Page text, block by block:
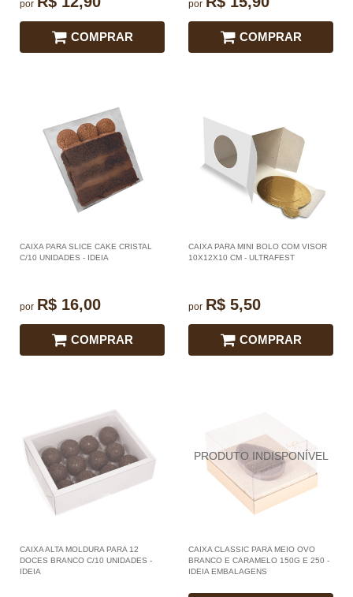
por
COMPRAR
por
COMPRAR
CAIXA PARA SLICE CAKE CRISTAL
C/10 UNIDADES - IDEIA
por R$ 16,00
COMPRAR
CAIXA PARA MINI BOLO COM VISOR
10X12X10 CM - ULTRAFEST
por R$ 5,50
COMPRAR
CAIXA ALTA MOLDURA PARA 12
DOCES BRANCO C/10 UNIDADES -
IDEIA
CAIXA CLASSIC PARA MEIO OVO
BRANCO E CARAMELO 150G E 250 -
IDEIA EMBALAGENS